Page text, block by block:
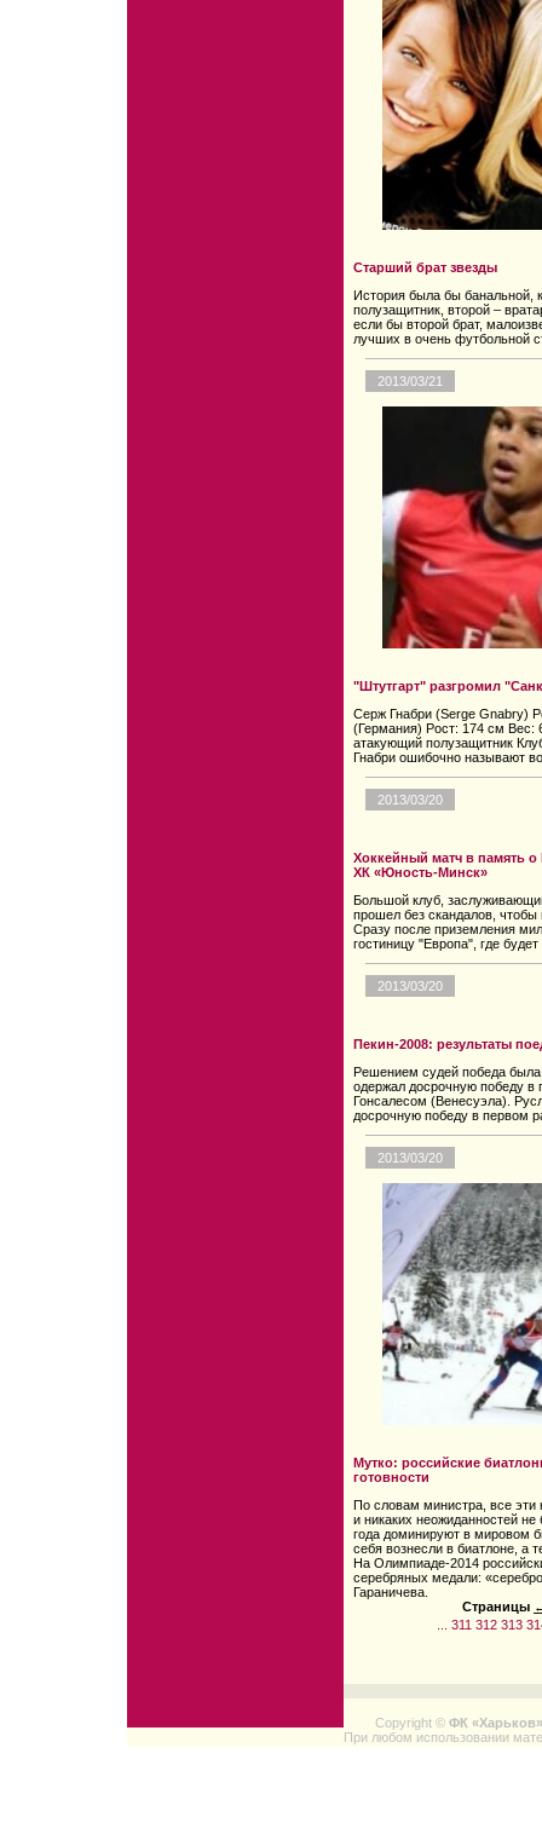
Старший брат звезды
История была бы банальной,
полузащитник, второй –
если бы второй брат,
лучших в очень футбольной
2013/03/21
"Штутгарт" разгромил
Серж Гнабри (Serge Gnabry)
(Германия) Рост: 174 см Вес:
атакующий полузащитник
Гнабри ошибочно называют
2013/03/20
Хоккейный матч в память
ХК «Юность-Минск»
Большой клуб,
прошел без скандалов,
Сразу после приземления
гостиницу "Европа", где
2013/03/20
Пекин-2008: результаты
Решением судей победа
одержал досрочную победу в
Гонсалесом (Венесуэла).
досрочную победу в первом
2013/03/20
Мутко: российские
готовности
По словам министра, все
и никаких неожиданностей
года доминируют в мировом
себя вознесли в биатлоне, а
На Олимпиаде-2014
серебряных медали:
Гараничева.
Страницы
311 312 313
Copyright © ФК «Харьков»
При любом использовании